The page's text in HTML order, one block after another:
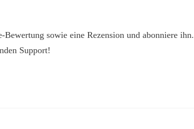
sowie eine Rezension und abonniere ihn.
Support!